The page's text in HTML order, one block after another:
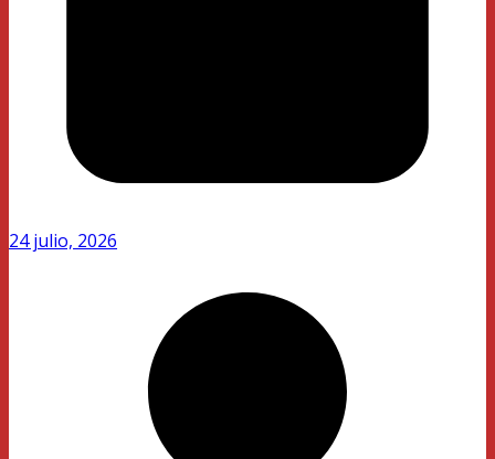
24 julio, 2026